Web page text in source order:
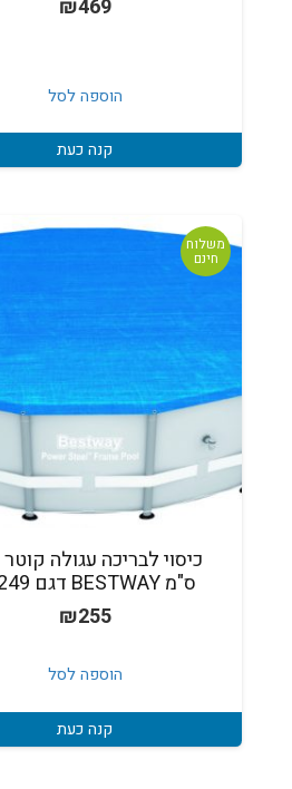
₪469
הוספה לסל
קנה כעת
משלוח
חינם
ס"מ BESTWAY דגם 58249
₪255
הוספה לסל
קנה כעת